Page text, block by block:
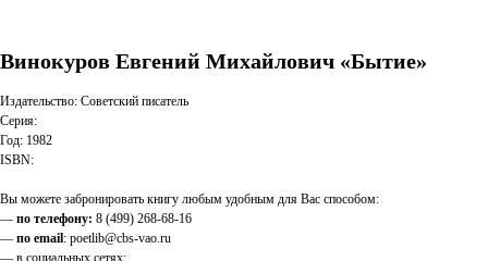
Винокуров Евгений Михайлович «Бытие»
Издательство: Советский писатель
Серия:
Год: 1982
ISBN:
Вы можете забронировать книгу любым удобным для Вас способом:
— по телефону: 8 (499) 268-68-16
— по email: poetlib@cbs-vao.ru
— в социальных сетях: